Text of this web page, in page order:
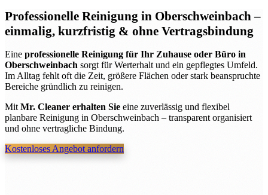
Professionelle Reinigung in Oberschweinbach–
einmalig, kurzfristig & ohne Vertragsbindung
Eine professionelle Reinigung für Ihr Zuhause oder Büro in
Oberschweinbach sorgt für Werterhalt und ein gepflegtes Umfeld.
Im Alltag fehlt oft die Zeit, größere Flächen oder stark beanspruchte
Bereiche gründlich zu reinigen.
Mit Mr. Cleaner erhalten Sie eine zuverlässig und flexibel
planbare Reinigung in Oberschweinbach – transparent organisiert
und ohne vertragliche Bindung.
Kostenloses Angebot anfordern